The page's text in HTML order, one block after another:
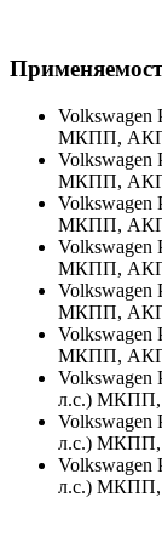
Volkswagen
МКПП,
Volkswagen
МКПП,
Volkswagen
МКПП,
Volkswagen
МКПП,
Volkswagen
МКПП,
Volkswagen
МКПП, АКПП
Volkswagen
л.с.) МКПП,
Volkswagen
л.с.) МКПП,
Volkswagen
л.с.) МКПП,